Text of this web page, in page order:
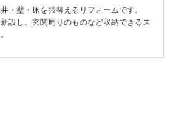
・壁・床を張替えるリフォームです。
設し、玄関周りのものなど収納できるス